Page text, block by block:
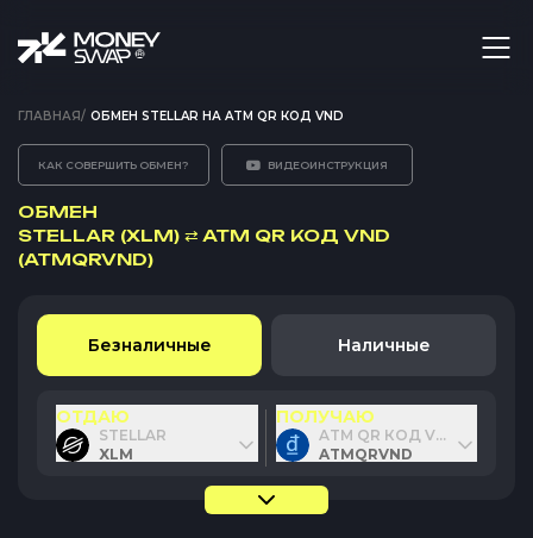
ГЛАВНАЯ/ ОБМЕН STELLAR НА ATM QR КОД VND
КАК СОВЕРШИТЬ ОБМЕН? ВИДЕОИНСТРУКЦИЯ
ОБМЕН
STELLAR (XLM) ⇄ ATM QR КОД VND
(ATMQRVND)
Безналичные Наличные
ОТДАЮ
STELLAR
XLM
ПОЛУЧАЮ
ATM QR КОД VND
ATMQRVND